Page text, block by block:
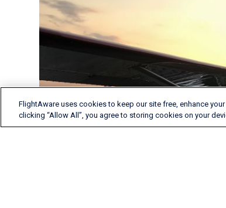
FlightAware uses cookies to keep our site free, enhance
clicking “Allow All”, you agree to storing cookies on your